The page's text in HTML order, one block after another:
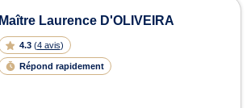
Maître Laurence D'OLIVEIRA
4.3 (4 avis)
Répond rapidement